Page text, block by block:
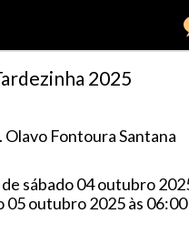
2025
Olavo Fontoura Santana
05 outubro 2025 às 06:00